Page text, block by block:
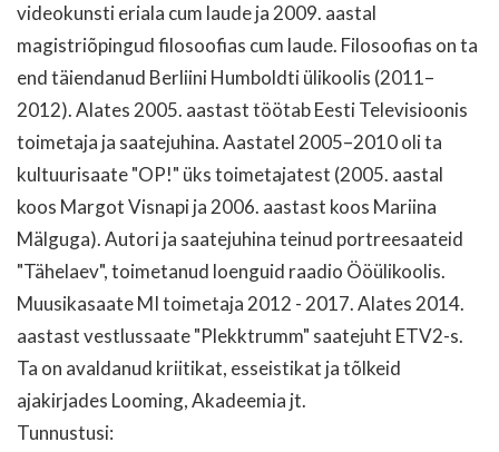
videokunsti eriala cum laude ja 2009. aastal
magistriõpingud filosoofias cum laude. Filosoofias on ta
end täiendanud Berliini Humboldti ülikoolis (2011–
2012). Alates 2005. aastast töötab Eesti Televisioonis
toimetaja ja saatejuhina. Aastatel 2005–2010 oli ta
kultuurisaate "OP!" üks toimetajatest (2005. aastal
koos Margot Visnapi ja 2006. aastast koos Mariina
Mälguga). Autori ja saatejuhina teinud portreesaateid
"Tähelaev", toimetanud loenguid raadio Ööülikoolis.
Muusikasaate MI toimetaja 2012 - 2017. Alates 2014.
aastast vestlussaate "Plekktrumm" saatejuht ETV2-s.
Ta on avaldanud kriitikat, esseistikat ja tõlkeid
ajakirjades Looming, Akadeemia jt.
Tunnustusi: